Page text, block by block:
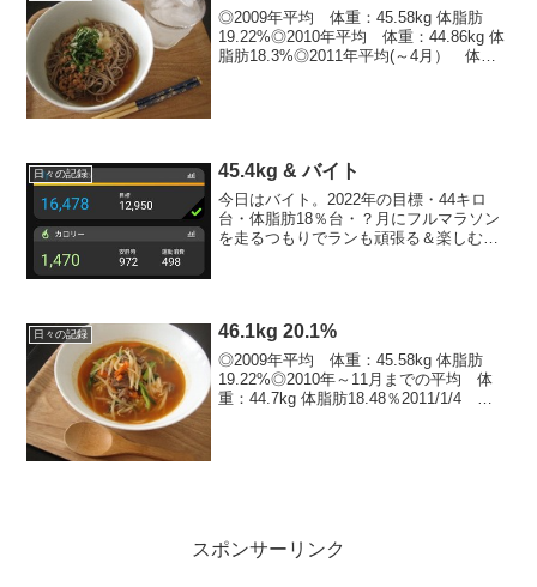
◎2009年平均 体重：45.58kg 体脂肪
19.22%◎2010年平均 体重：44.86kg 体
脂肪18.3%◎2011年平均(～4月） 体
日々の記録 45.4kg & バイト
今日はバイト。2022年の目標・44キロ
台・体脂肪18％台・？月にフルマラソン
を走るつもりでランも頑張る＆楽しむ！
日々の記録 46.1kg 20.1%
◎2009年平均 体重：45.58kg 体脂肪
19.22%◎2010年～11月までの平均 体
重：44.7kg 体脂肪18.48％2011/1/4
スポンサーリンク